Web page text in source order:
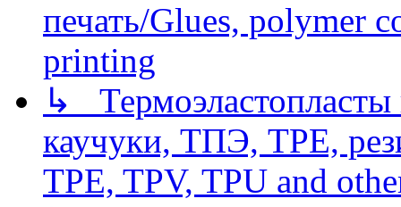
печать/Glues, polymer
printing
↳
каучуки, ТПЭ, TPE,
TPE, TPV, TPU and